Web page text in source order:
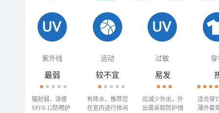
紫外线 运动 过敏 穿
最弱
辐射弱，涂擦
SPF8-12防晒护
较不宜
有降水，推荐您
在室内进行休闲
易发
应减少外出，外
出需采取防护措
适合穿
薄外套